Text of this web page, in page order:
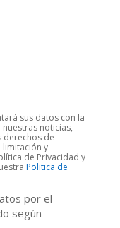
sus datos con la
noticias,
derechos de
limitación y
de Privacidad y
Politica de
por el
según